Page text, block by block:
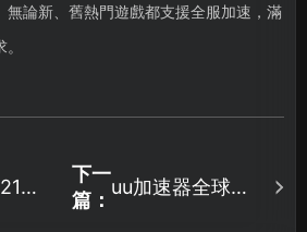
無論新、舊熱門遊戲都支援全服加速，滿
：
下一
篇：
uu加速器全球會